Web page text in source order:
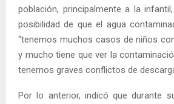
población, principalmente a la
posibilidad de que el agua
“tenemos muchos casos de niños
y mucho tiene que ver la
tenemos graves conflictos de
Por lo anterior, indicó que durante